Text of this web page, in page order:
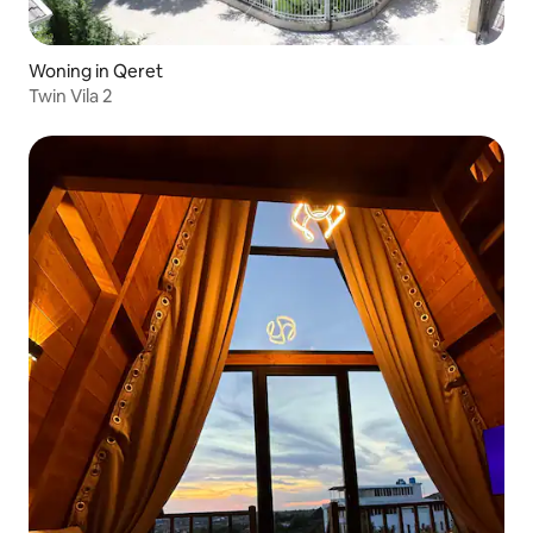
Woning in Qeret
Twin Vila 2